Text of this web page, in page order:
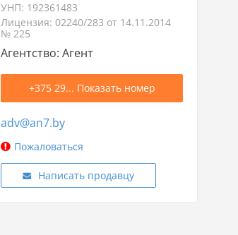
УНП: 192361483
Лицензия: 02240/283 от 14.11.2014
№ 225
Агентство: Агент
+375 29... Показать номер
adv@an7.by
Пожаловаться
Написать продавцу